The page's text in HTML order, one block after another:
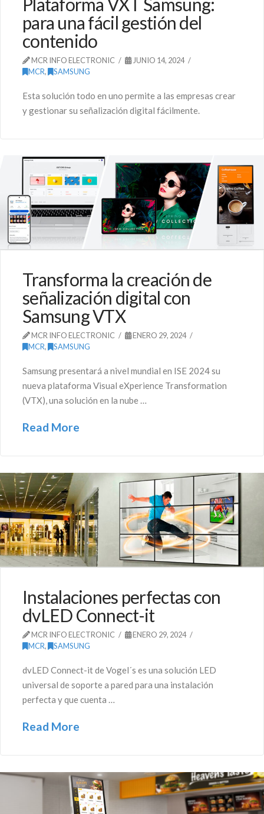
Plataforma VXT Samsung:
para una fácil gestión del
contenido
MCR INFO ELECTRONIC
JUNIO 14, 2024
MCR, SAMSUNG
Esta solución todo en uno permite a las empresas crear
y gestionar su señalización digital fácilmente.
Transforma la creación de
señalización digital con
Samsung VTX
MCR INFO ELECTRONIC
ENERO 29, 2024
MCR, SAMSUNG
Samsung presentará a nivel mundial en ISE 2024 su
nueva plataforma Visual eXperience Transformation
(VTX), una solución en la nube …
Read More
Instalaciones perfectas con
dvLED Connect-it
MCR INFO ELECTRONIC
ENERO 29, 2024
MCR, SAMSUNG
dvLED Connect-it de Vogel´s es una solución LED
universal de soporte a pared para una instalación
perfecta y que cuenta …
Read More